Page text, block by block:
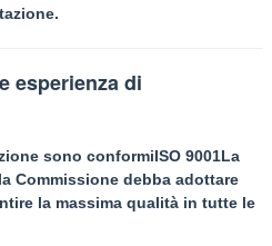
esperienza di
sono conformiISO 9001La
Commissione debba adottare
la massima qualità in tutte le